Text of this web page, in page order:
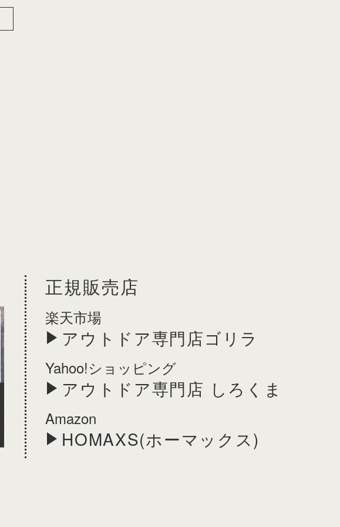
正規販売店
楽天市場
アウトドア専門店ゴリラ
Yahoo!ショッピング
アウトドア専門店 しろくま
Amazon
HOMAXS(ホーマックス)